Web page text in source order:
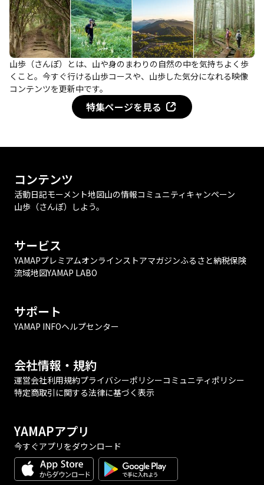
山歩（さんぽ）とは、山や身のまわりの自然の中を気持ちよく歩
くこと。今すぐ行ける山歩コースや、山歩した気分になれる映像
コンテンツを更新中です。
特集ページを見る
コンテンツ
活動日記モーメント地図山の情報コミュニティ キャンペーン
山歩（さんぽ）しよう。
サービス
YAMAPプレミアムオンラインストアマガジンふるさと納税保険
流域地図YAMAP LABO
サポート
YAMAP INFOヘルプセンター
会社情報・規約
運営会社利用規約プライバシーポリシーコミュニティポリシー
特定商取引に関する法律に基づく表示
YAMAPアプリ
今すぐアプリをダウンロード